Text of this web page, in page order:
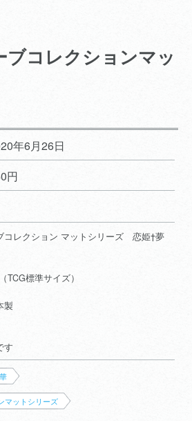
ブコレクションマッ
年6月26日
円
コレクション マットシリーズ 恋姫†夢
TCG標準サイズ）
製
す
マットシリーズ